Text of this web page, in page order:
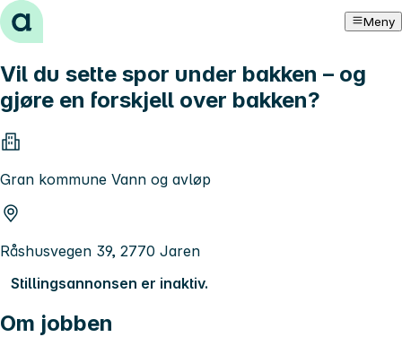
Hopp til innhold Meny
Vil du sette spor under bakken – og
gjøre en forskjell over bakken?
Gran kommune Vann og avløp
Råshusvegen 39, 2770 Jaren
Stillingsannonsen er inaktiv.
Om jobben